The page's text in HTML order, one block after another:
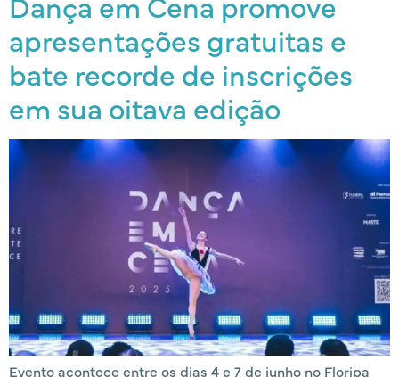
apresentações gratuitas e
bate recorde de inscrições
em sua oitava edição
Evento acontece entre os dias 4 e 7 de junho no Floripa